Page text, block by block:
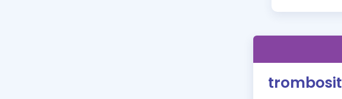
trombosit